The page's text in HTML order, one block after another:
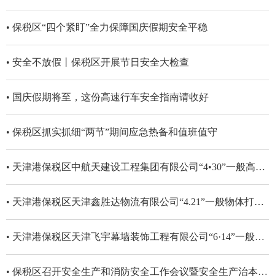
• 保税区“四个紧盯”全力保障国庆假期安全平稳
• 安全不放假丨保税区开展节日安全大检查
• 国庆假期将至，这份高速行车安全指南请收好
• 保税区抓实抓细“两节”期间应急热备和值班值守
• 天津港保税区中航天建设工程集团有限公司“4•30”一般高处坠落事故调查报告
• 天津港保税区天津鑫胜达物流有限公司“4.21”一般物体打击事故调查报告
• 天津港保税区天津飞宇幕墙装饰工程有限公司“6·14”一般高处坠落事故调查报告
• 保税区召开安全生产和消防安全工作会议暨安全生产治本攻坚三年行动中期推动会